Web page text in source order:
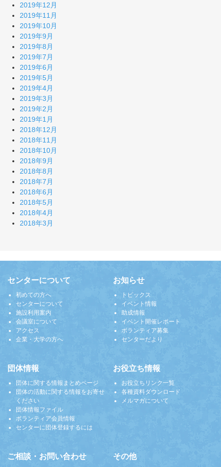
2019年12月
2019年11月
2019年10月
2019年9月
2019年8月
2019年7月
2019年6月
2019年5月
2019年4月
2019年3月
2019年2月
2019年1月
2018年12月
2018年11月
2018年10月
2018年9月
2018年8月
2018年7月
2018年6月
2018年5月
2018年4月
2018年3月
センターについて
初めての方へ
センターについて
施設利用案内
会議室について
アクセス
企業・大学の方へ
お知らせ
トピックス
イベント情報
助成情報
イベント開催レポート
ボランティア募集
センターだより
団体情報
団体に関する情報まとめページ
団体の活動に関する情報をお寄せ
ください
団体情報ファイル
ボランティア会員情報
センターに団体登録するには
お役立ち情報
お役立ちリンク一覧
各種資料ダウンロード
メルマガについて
ご相談・お問い合わせ その他